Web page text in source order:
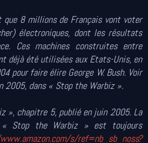
que 8 millions de Français vont voter
électroniques, dont les résultats
Ces machines construites entre
déjà été utilisées aux Etats-Unis, en
pour faire élire George W. Bush. Voir
2005, dans « Stop the Warbiz ».
», chapitre 5, publié en juin 2005. La
« Stop the Warbiz » est toujours
s/ref=nb_sb_noss?